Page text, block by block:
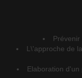
L\'approche de
Elaboration